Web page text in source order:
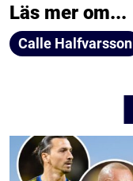
Läs mer om...
Calle Halfvarsson